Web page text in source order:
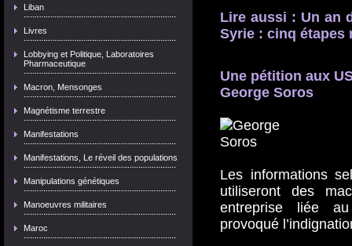
Liban
Livres
Lobbying et Politique, Laboratoires
Pharmaceutique
Macron, Mensonges
Magnétisme terrestre
Manifestations
Manifestations, Le réveil des populations
Manipulations génétiques
Manoeuvres militaires
Maroc
Lire aussi : Un an
Syrie : cinq étapes
Une pétition aux
George Soros
Les informations
utiliseront des
entreprise liée
provoqué